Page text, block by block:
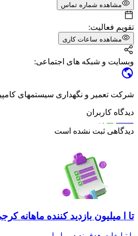
مشاهده شماره تماس
تقویم فعالیت:
مشاهده ساعات کاری
وبسایت و شبکه های اجتماعی:
شرکت تعمیر و نگهداری سیستمهای
دیدگاه کاربران
دیدگاهی ثبت نشده است
تا ا میلیون بازدید کننده ماهانه